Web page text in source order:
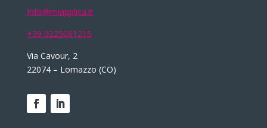
Info@miapplica.it
+39 0225061215
Via Cavour, 2
22074 – Lomazzo (CO)